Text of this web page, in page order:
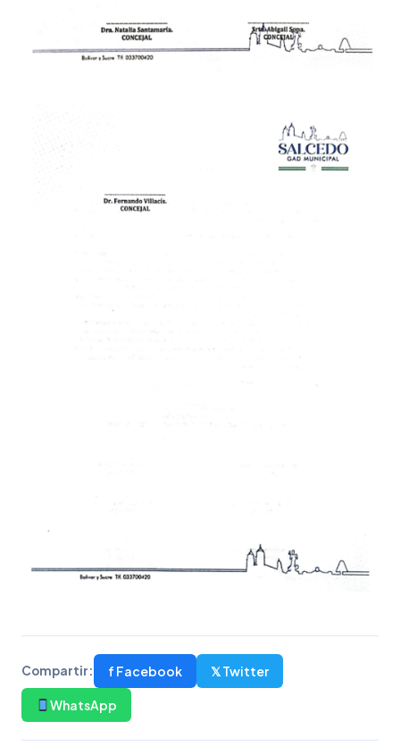
Compartir: f Facebook 𝕏 Twitter
WhatsApp